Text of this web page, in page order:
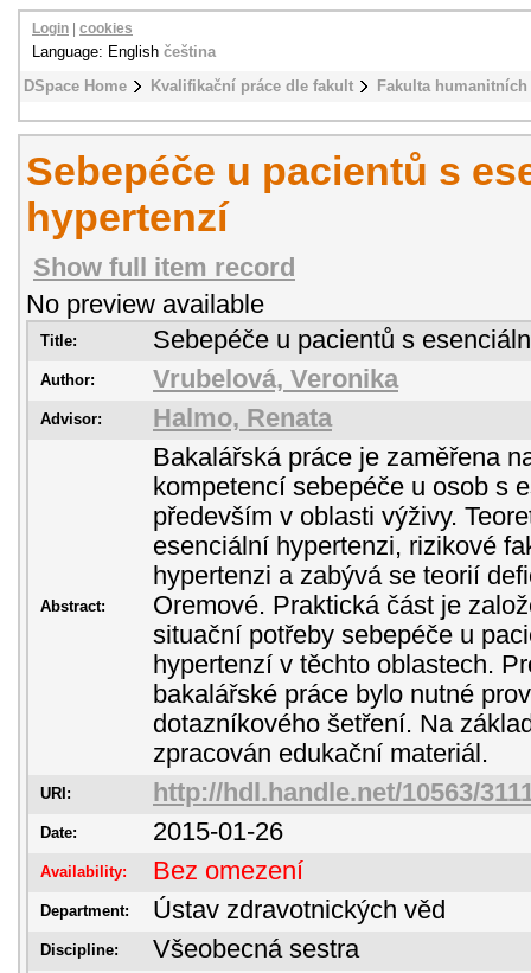
DSpace Home Kvalifikační práce dle fakult Fakulta
Login cookies
Language: English čeština
Sebepéče u pacientů s
hypertenzí
Show full item record
No preview available
Title: Sebepéče u pacientů s
Author: Vrubelová, Veronika
Advisor: Halmo, Renata
Abstract:
Bakalářská práce je zaměřena
kompetencí sebepéče u osob s
především v oblasti výživy.
esenciální hypertenzi, rizikové
hypertenzi a zabývá se teorií
Oremové. Praktická část je
situační potřeby sebepéče u
hypertenzí v těchto oblastech.
bakalářské práce bylo nutné
dotazníkového šetření. Na
zpracován edukační materiál.
URI: http://hdl.handle.net/10563/
Date: 2015-01-26
Availability: Bez omezení
Department: Ústav zdravotnických věd
Discipline: Všeobecná sestra